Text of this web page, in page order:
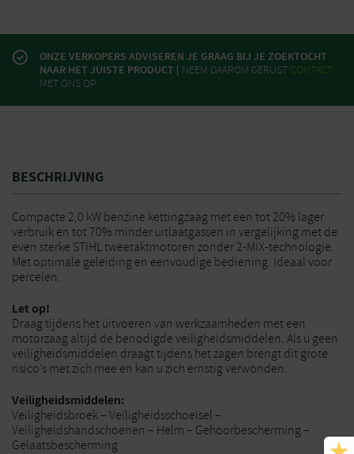
ONZE VERKOPERS ADVISEREN JE GRAAG BIJ JE ZOEKTOCHT
NAAR HET JUISTE PRODUCT | NEEM DAAROM GERUST CONTACT
MET ONS OP
BESCHRIJVING
Compacte 2,0 kW benzine kettingzaag met een tot 20% lager
verbruik en tot 70% minder uitlaatgassen in vergelijking met de
even sterke STIHL tweetaktmotoren zonder 2-MIX-technologie.
Met optimale geleiding en eenvoudige bediening. Ideaal voor
percelen.
Let op!
Draag tijdens het uitvoeren van werkzaamheden met een
motorzaag altijd de benodigde veiligheidsmiddelen. Als u geen
veiligheidsmiddelen draagt tijdens het zagen brengt dit grote
risico’s met zich mee en kan u zich ernstig verwonden.
Veiligheidsmiddelen:
Veiligheidsbroek – Veiligheidsschoeisel –
Veiligheidshandschoenen – Helm – Gehoorbescherming –
Gelaatsbescherming